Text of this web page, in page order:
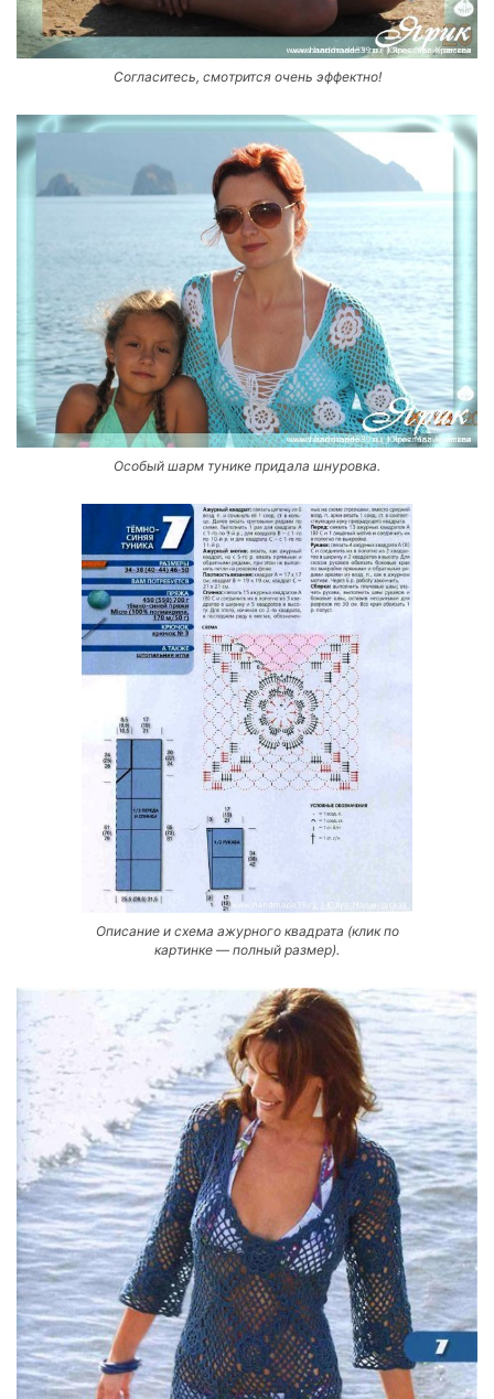
Согласитесь, смотрится очень эффектно!
Особый шарм тунике придала шнуровка.
Описание и схема ажурного квадрата (клик по
картинке — полный размер).